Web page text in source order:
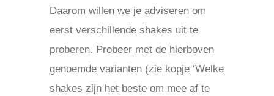
Daarom willen we je adviseren om
eerst verschillende shakes uit te
proberen. Probeer met de hierboven
genoemde varianten (zie kopje ‘Welke
shakes zijn het beste om mee af te